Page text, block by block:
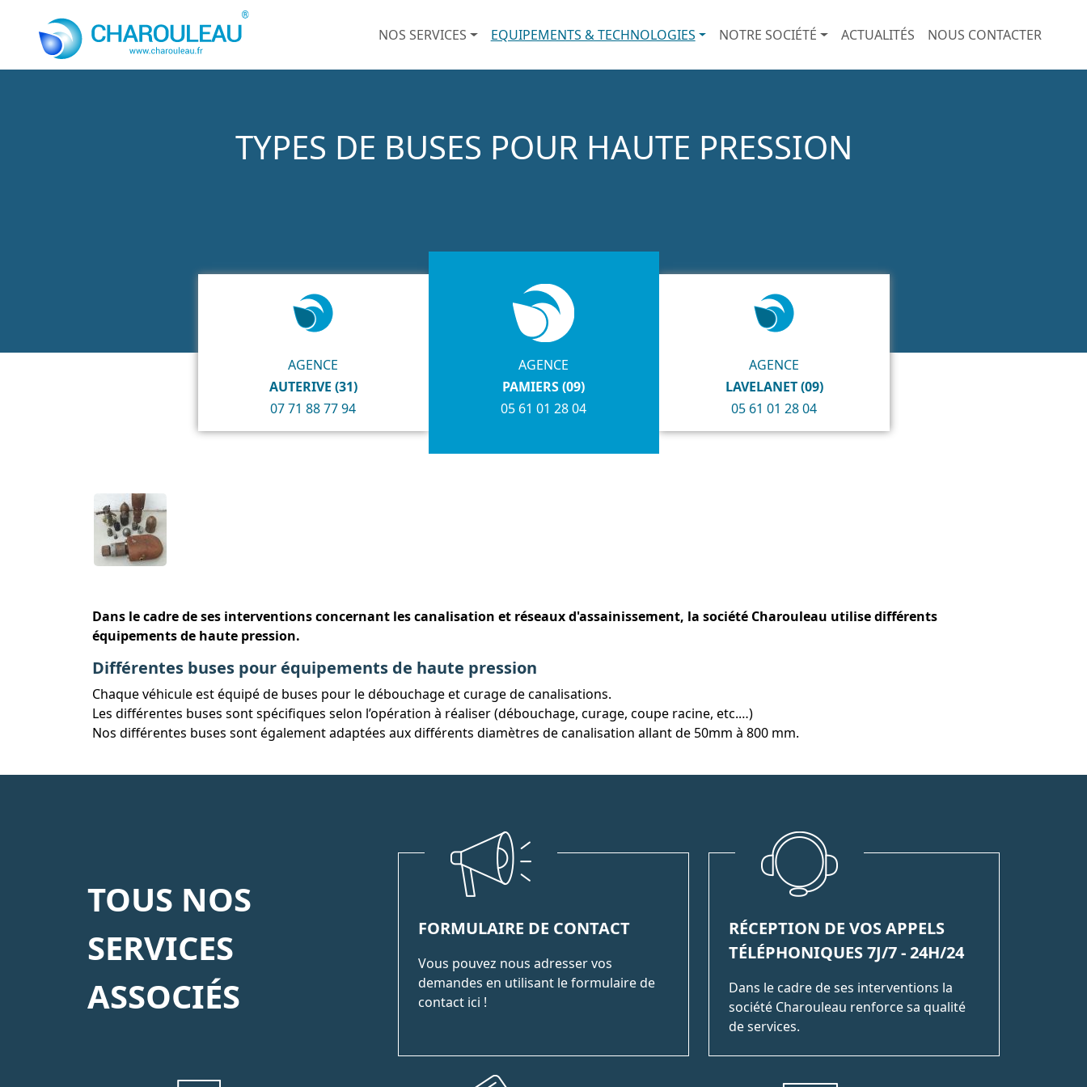
Nouveau Menu Principal
NOS SERVICES EQUIPEMENTS & TECHNOLOGIES NOTRE SOCIÉTÉ ACTUALITÉS NOUS CONTACTER
TYPES DE BUSES POUR HAUTE PRESSION
AGENCE
AUTERIVE (31)
07 71 88 77 94
AGENCE
PAMIERS (09)
05 61 01 28 04
AGENCE
LAVELANET (09)
05 61 01 28 04
Dans le cadre de ses interventions concernant les canalisation et réseaux d'assainissement, la société Charouleau utilise différents
équipements de haute pression.
Différentes buses pour équipements de haute pression
Chaque véhicule est équipé de buses pour le débouchage et curage de canalisations.
Les différentes buses sont spécifiques selon l’opération à réaliser (débouchage, curage, coupe racine, etc.…)
Nos différentes buses sont également adaptées aux différents diamètres de canalisation allant de 50mm à 800 mm.
TOUS NOS
SERVICES
ASSOCIÉS
FORMULAIRE DE CONTACT
Vous pouvez nous adresser vos
demandes en utilisant le formulaire de
contact ici !
RÉCEPTION DE VOS APPELS
TÉLÉPHONIQUES 7J/7 - 24H/24
Dans le cadre de ses interventions la
société Charouleau renforce sa qualité
de services.